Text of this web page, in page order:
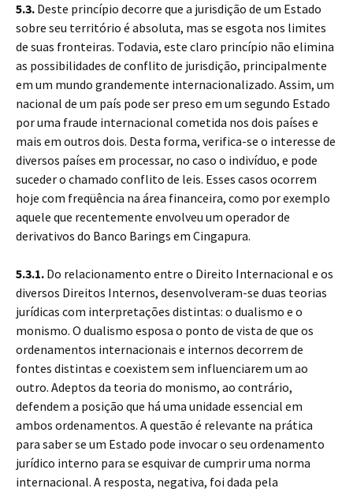
5.3. Deste princípio decorre que a jurisdição de um Estado
sobre seu território é absoluta, mas se esgota nos limites
de suas fronteiras. Todavia, este claro princípio não elimina
as possibilidades de conflito de jurisdição, principalmente
em um mundo grandemente internacionalizado. Assim, um
nacional de um país pode ser preso em um segundo Estado
por uma fraude internacional cometida nos dois países e
mais em outros dois. Desta forma, verifica-se o interesse de
diversos países em processar, no caso o indivíduo, e pode
suceder o chamado conflito de leis. Esses casos ocorrem
hoje com freqüência na área financeira, como por exemplo
aquele que recentemente envolveu um operador de
derivativos do Banco Barings em Cingapura.
5.3.1. Do relacionamento entre o Direito Internacional e os
diversos Direitos Internos, desenvolveram-se duas teorias
jurídicas com interpretações distintas: o dualismo e o
monismo. O dualismo esposa o ponto de vista de que os
ordenamentos internacionais e internos decorrem de
fontes distintas e coexistem sem influenciarem um ao
outro. Adeptos da teoria do monismo, ao contrário,
defendem a posição que há uma unidade essencial em
ambos ordenamentos. A questão é relevante na prática
para saber se um Estado pode invocar o seu ordenamento
jurídico interno para se esquivar de cumprir uma norma
internacional. A resposta, negativa, foi dada pela